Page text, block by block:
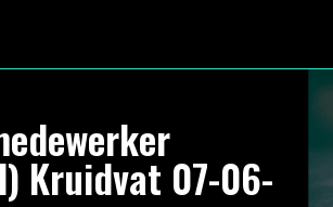
Kruidvat 07-06-